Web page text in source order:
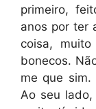
primeiro,
anos por ter
coisa,
bonecos.
me que sim.
Ao seu lado,